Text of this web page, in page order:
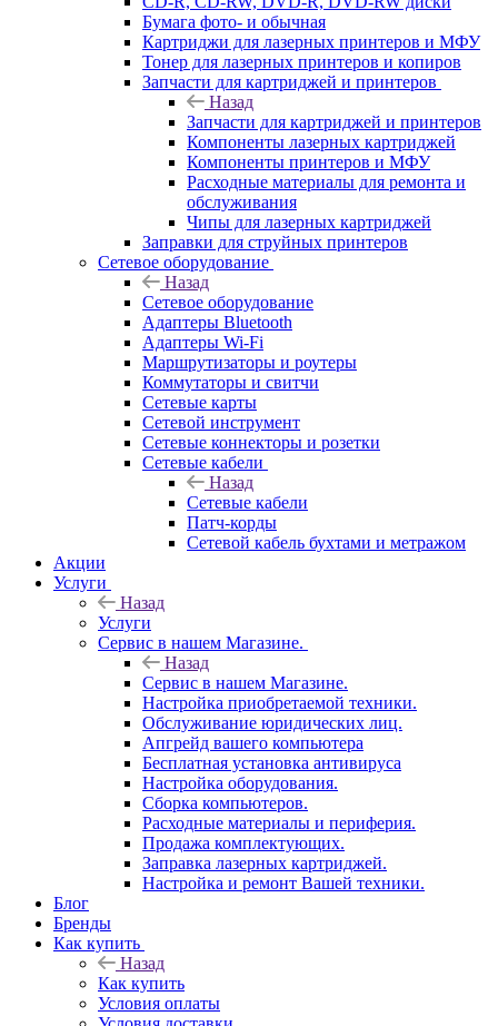
Бумага фото- и обычная
Картриджи для лазерных принтеров и МФУ
Тонер для лазерных принтеров и копиров
Запчасти для картриджей и принтеров
Назад
Запчасти для картриджей и принтеров
Компоненты лазерных картриджей
Компоненты принтеров и МФУ
Расходные материалы для ремонта и
обслуживания
Чипы для лазерных картриджей
Заправки для струйных принтеров
Сетевое оборудование
Назад
Сетевое оборудование
Адаптеры Bluetooth
Адаптеры Wi-Fi
Маршрутизаторы и роутеры
Коммутаторы и свитчи
Сетевые карты
Сетевой инструмент
Сетевые коннекторы и розетки
Сетевые кабели
Назад
Сетевые кабели
Патч-корды
Сетевой кабель бухтами и метражом
Акции
Услуги
Назад
Услуги
Сервис в нашем Магазине.
Назад
Сервис в нашем Магазине.
Настройка приобретаемой техники.
Обслуживание юридических лиц.
Апгрейд вашего компьютера
Бесплатная установка антивируса
Настройка оборудования.
Сборка компьютеров.
Расходные материалы и периферия.
Продажа комплектующих.
Заправка лазерных картриджей.
Настройка и ремонт Вашей техники.
Блог
Бренды
Как купить
Назад
Как купить
Условия оплаты